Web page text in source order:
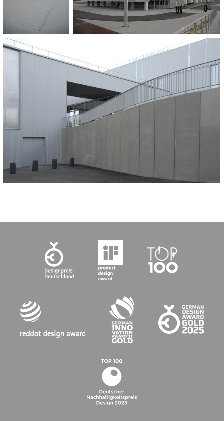
FERTIGSTELLUNG:
2010
WEITERE VERWENDETE PRODUKTE:
CONTURO
Objektfarbe
580 Mauerscheiben
Breite 99 cm
Höhen 95 bis 375 cm
Objektfarbe
244,60 lfm, Höhe 14 cm
733,74 lfm, Höhe 11 cm
Kunst und Kultur